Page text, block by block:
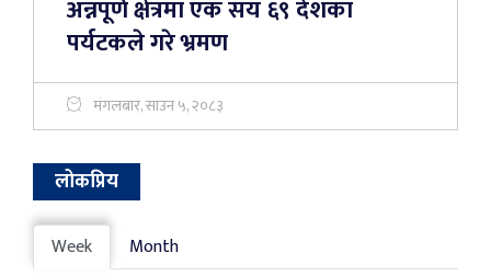
अन्नपूर्ण क्षेत्रमा एक सय ६९ देशका
पर्यटकले गरे भ्रमण
मंगलबार, साउन ५, २०८३
लोकप्रिय
Week Month